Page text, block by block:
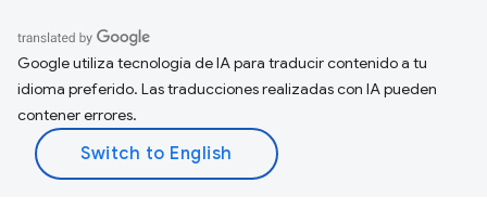
Google utiliza tecnología de IA para traducir contenido a tu
idioma preferido. Las traducciones realizadas con IA pueden
contener errores.